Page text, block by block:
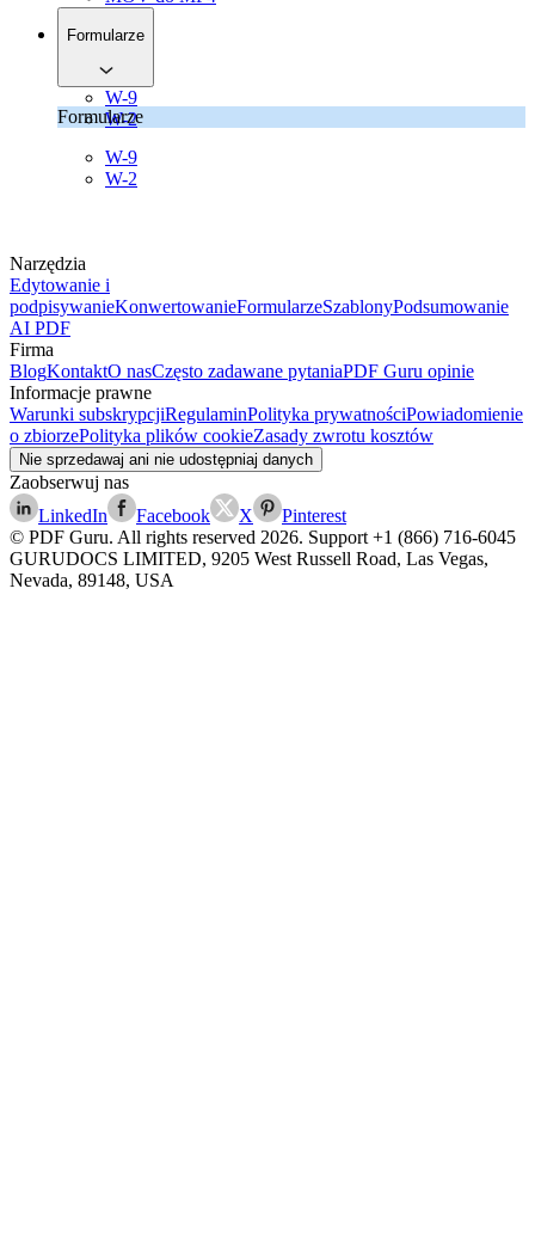
Formularze
W-9
W-2
Formularze
W-9
W-2
Narzędzia
Edytowanie i
podpisywanieKonwertowanieFormularzeSzablonyPodsumowanie
AI PDF
Firma
BlogKontaktO nasCzęsto zadawane pytaniaPDF Guru opinie
Informacje prawne
Warunki subskrypcjiRegulaminPolityka prywatnościPowiadomienie
o zbiorzePolityka plików cookieZasady zwrotu kosztów
Nie sprzedawaj ani nie udostępniaj danych
Zaobserwuj nas
LinkedIn
Facebook X
Pinterest
© PDF Guru. All rights reserved 2026. Support +1 (866) 716-6045
GURUDOCS LIMITED, 9205 West Russell Road, Las Vegas,
Nevada, 89148, USA